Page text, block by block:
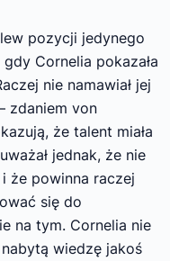
pozycji jedynego
Cornelia pokazała
nie namawiał jej
zdaniem von
że talent miała
jednak, że nie
że powinna raczej
się do
na tym. Cornelia nie
wiedzę jakoś